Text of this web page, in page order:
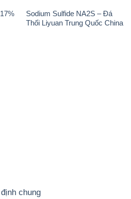
Sodium Sulfide NA2S – Đá
Thối Liyuan Trung Quốc China
chung